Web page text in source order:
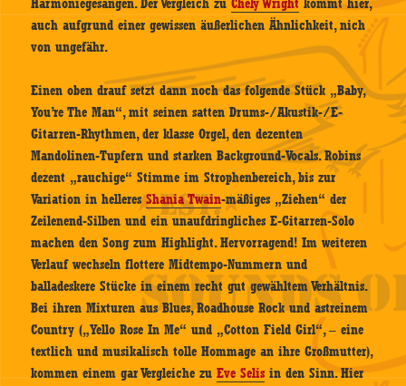
Harmoniegesängen. Der Vergleich zuChely Wright kommt hier,
auch aufgrund einer gewissen äußerlichen Ähnlichkeit, nich
von ungefähr.
Einen oben drauf setzt dann noch das folgende Stück „Baby,
You’re The Man“, mit seinen satten Drums-/Akustik-/E-
Gitarren-Rhythmen, der klasse Orgel, den dezenten
Mandolinen-Tupfern und starken Background-Vocals. Robins
dezent „rauchige“ Stimme im Strophenbereich, bis zur
Variation in helleresShania Twain-mäßiges „Ziehen“ der
Zeilenend-Silben und ein unaufdringliches E-Gitarren-Solo
machen den Song zum Highlight. Hervorragend! Im weiteren
Verlauf wechseln flottere Midtempo-Nummern und
balladeskere Stücke in einem recht gut gewähltem Verhältnis.
Bei ihren Mixturen aus Blues, Roadhouse Rock und astreinem
Country („Yello Rose In Me“ und „Cotton Field Girl“, – eine
textlich und musikalisch tolle Hommage an ihre Großmutter),
kommen einem gar Vergleiche zuEve Selis in den Sinn. Hier